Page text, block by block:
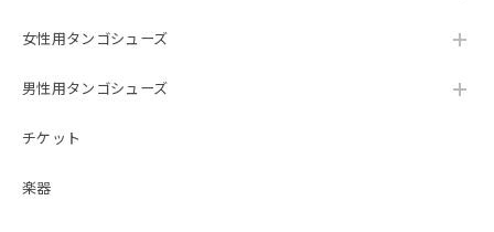
女性用タンゴシューズ
男性用タンゴシューズ
チケット
楽器